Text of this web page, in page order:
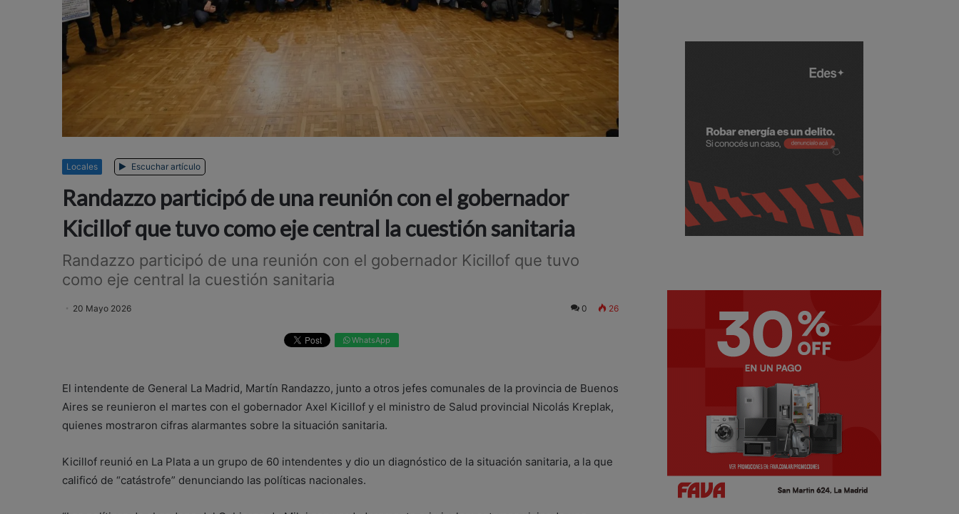
Locales Escuchar artículo
Randazzo participó de una reunión con el gobernador
Kicillof que tuvo como eje central la cuestión sanitaria
Randazzo participó de una reunión con el gobernador Kicillof que tuvo
como eje central la cuestión sanitaria
20 Mayo 2026 0 26
WhatsApp
El intendente de General La Madrid, Martín Randazzo, junto a otros jefes comunales de la provincia de Buenos
Aires se reunieron el martes con el gobernador Axel Kicillof y el ministro de Salud provincial Nicolás Kreplak,
quienes mostraron cifras alarmantes sobre la situación sanitaria.
Kicillof reunió en La Plata a un grupo de 60 intendentes y dio un diagnóstico de la situación sanitaria, a la que
calificó de “catástrofe” denunciando las políticas nacionales.